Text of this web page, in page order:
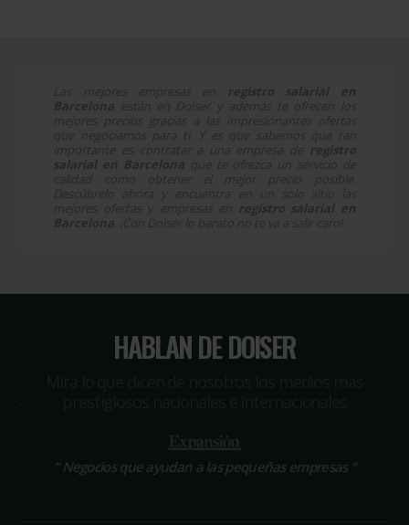
HABLAN DE DOISER
“Negocios que ayudan a las pequeñas empresas “